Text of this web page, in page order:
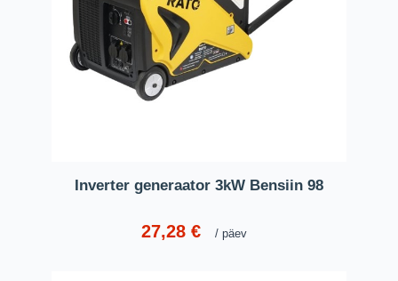
Inverter generaator 3kW Bensiin 98
27,28€ päev